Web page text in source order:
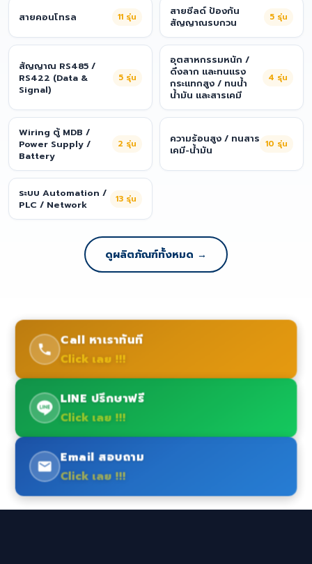
สายคอนโทรล 11 รุ่น
สายชีลด์ ป้องกัน
สัญญาณรบกวน
5 รุ่น
สัญญาณ RS485 /
RS422 (Data &
Signal)
5 รุ่น
อุตสาหกรรมหนัก /
ดึงลาก และทนแรง
กระแทกสูง / ทนน้ำ
น้ำมัน และสารเคมี
4 รุ่น
Wiring ตู้ MDB /
Power Supply /
Battery
2 รุ่น
ความร้อนสูง / ทนสาร
เคมี-น้ำมัน
10 รุ่น
ระบบ Automation /
PLC / Network
13 รุ่น
ดูผลิตภัณฑ์ทั้งหมด →
Call หาเราทันที
Click เลย !!!
LINE ปรึกษาฟรี
Click เลย !!!
Email สอบถาม
Click เลย !!!